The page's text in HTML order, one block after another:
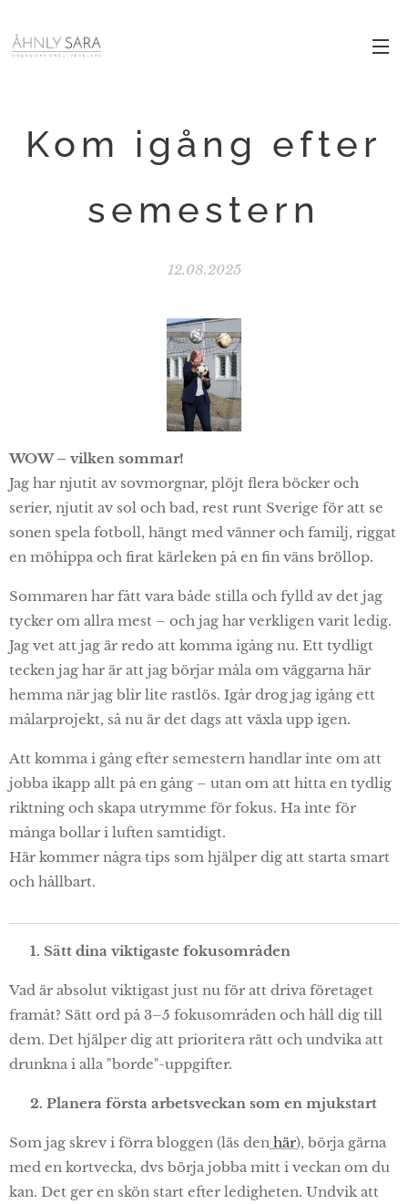
Kom igång efter
semestern
12.08.2025
WOW – vilken sommar!
Jag har njutit av sovmorgnar, plöjt flera böcker och
serier, njutit av sol och bad, rest runt Sverige för att se
sonen spela fotboll, hängt med vänner och familj, riggat
en möhippa och firat kärleken på en fin väns bröllop.
Sommaren har fått vara både stilla och fylld av det jag
tycker om allra mest – och jag har verkligen varit ledig.
Jag vet att jag är redo att komma igång nu. Ett tydligt
tecken jag har är att jag börjar måla om väggarna här
hemma när jag blir lite rastlös. Igår drog jag igång ett
målarprojekt, så nu är det dags att växla upp igen.
Att komma i gång efter semestern handlar inte om att
jobba ikapp allt på en gång – utan om att hitta en tydlig
riktning och skapa utrymme för fokus. Ha inte för
många bollar i luften samtidigt.
Här kommer några tips som hjälper dig att starta smart
och hållbart.
🎯 1. Sätt dina viktigaste fokusområden
Vad är absolut viktigast just nu för att driva företaget
framåt? Sätt ord på 3–5 fokusområden och håll dig till
dem. Det hjälper dig att prioritera rätt och undvika att
drunkna i alla "borde"-uppgifter.
⏳ 2. Planera första arbetsveckan som en mjukstart
Som jag skrev i förra bloggen (läs den här), börja gärna
med en kortvecka, dvs börja jobba mitt i veckan om du
kan. Det ger en skön start efter ledigheten. Undvik att